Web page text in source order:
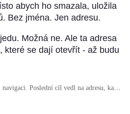
abych ho smazala, uložila
Bez jména. Jen adresu.
Možná ne. Ale ta adresa
které se dají otevřít - až budu
Poslední cíl vedl na adresu, kam